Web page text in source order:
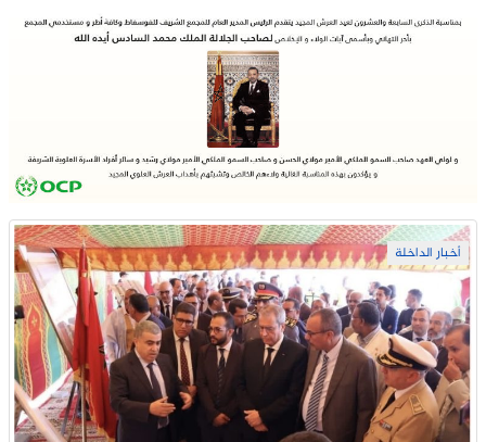
أخبار الداخلة